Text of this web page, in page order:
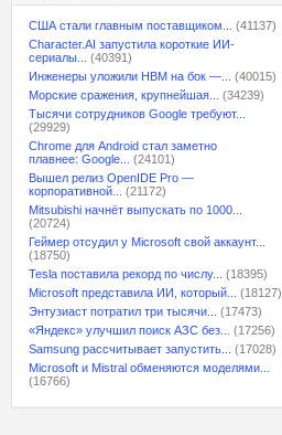
США стали главным поставщиком...
(41137)
Character.AI запустила короткие ИИ-
сериалы...
(40391)
Инженеры уложили HBM на бок —...
(40015)
Морские сражения, крупнейшая...
(34239)
Тысячи сотрудников Google требуют...
(29929)
Chrome для Android стал заметно
плавнее: Google...
(24101)
Вышел релиз OpenIDE Pro —
корпоративной...
(21172)
Mitsubishi начнёт выпускать по 1000...
(20724)
Геймер отсудил у Microsoft свой аккаунт...
(18750)
Tesla поставила рекорд по числу...
(18395)
Microsoft представила ИИ, который...
(18127)
Энтузиаст потратил три тысячи...
(17473)
«Яндекс» улучшил поиск АЗС без...
(17256)
Samsung рассчитывает запустить...
(17028)
Microsoft и Mistral обменяются моделями...
(16766)